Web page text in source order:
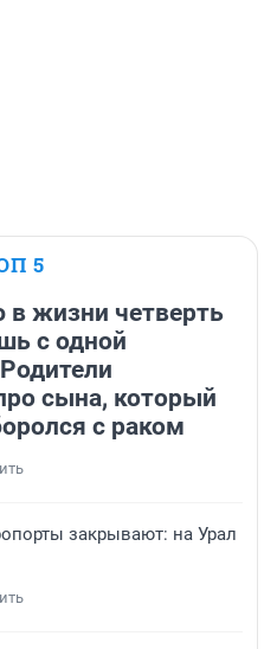
5
жизни четверть
с одной
сына, который
с раком
закрывают: на Урал